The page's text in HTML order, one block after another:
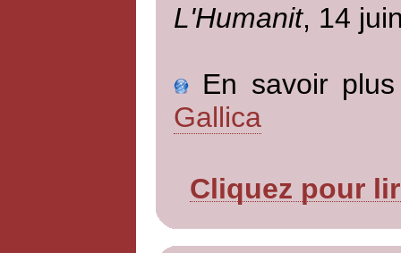
L'Humanit, 14
En savoir
Gallica
Cliquez pour